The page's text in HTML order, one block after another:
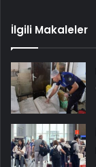
İlgili Makaleler